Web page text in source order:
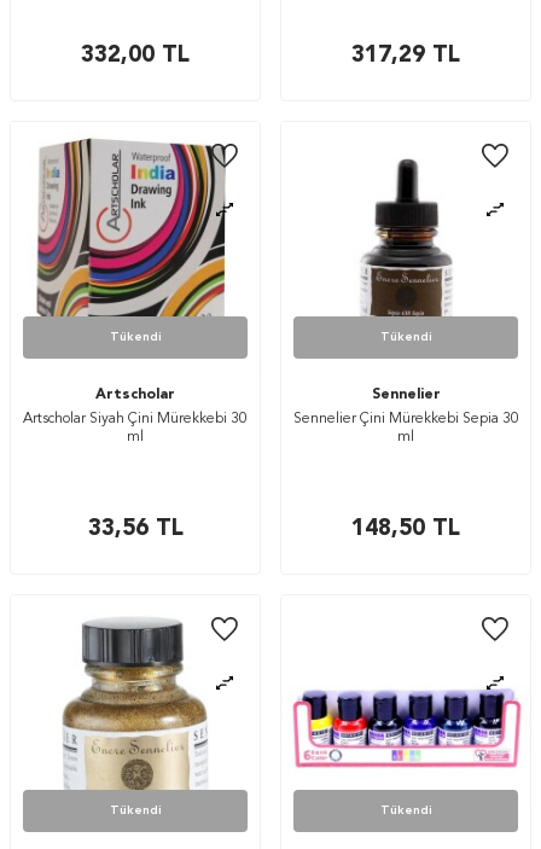
332,00 TL 317,29 TL
Tükendi
Artscholar
Artscholar Siyah Çini Mürekkebi 30
ml
33,56TL
Tükendi
Sennelier
Sennelier Çini Mürekkebi Sepia 30
ml
148,50 TL
Tükendi Tükendi